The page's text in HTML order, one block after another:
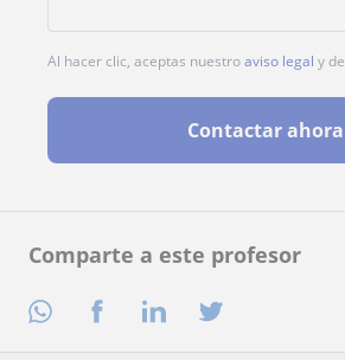
Comparte a este profesor
Al hacer clic, aceptas nuestroaviso legal y de
Contactar ahora